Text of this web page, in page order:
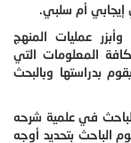
إيجابي أم سلبي.
عمليات المنهج
المعلومات التي
بدراستها وبالبحث
الباحث في علمية شرحه
الباحث بتحديد أوجه